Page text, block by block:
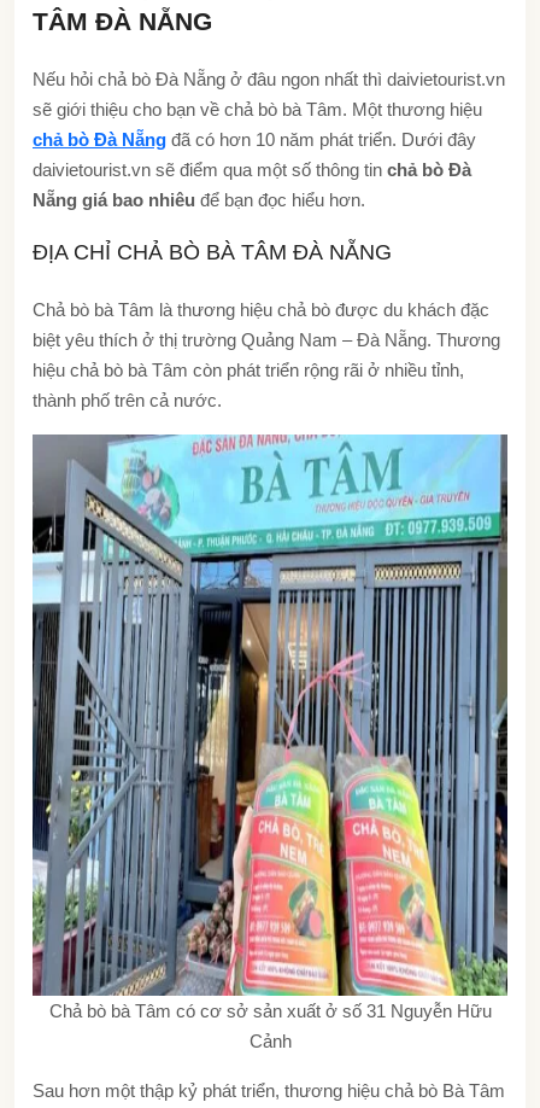
TÂM ĐÀ NẴNG
Nếu hỏi chả bò Đà Nẵng ở đâu ngon nhất thì daivietourist.vn
sẽ giới thiệu cho bạn về chả bò bà Tâm. Một thương hiệu
chả bò Đà Nẵng đã có hơn 10 năm phát triển. Dưới đây
daivietourist.vn sẽ điểm qua một số thông tin chả bò Đà
Nẵng giá bao nhiêu để bạn đọc hiểu hơn.
ĐỊA CHỈ CHẢ BÒ BÀ TÂM ĐÀ NẴNG
Chả bò bà Tâm là thương hiệu chả bò được du khách đặc
biệt yêu thích ở thị trường Quảng Nam – Đà Nẵng. Thương
hiệu chả bò bà Tâm còn phát triển rộng rãi ở nhiều tỉnh,
thành phố trên cả nước.
Chả bò bà Tâm có cơ sở sản xuất ở số 31 Nguyễn Hữu
Cảnh
Sau hơn một thập kỷ phát triển, thương hiệu chả bò Bà Tâm